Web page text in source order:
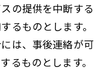
の提供を中断する
るものとします。
は、事後連絡が可
るものとします。